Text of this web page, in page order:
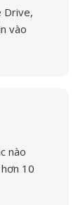
Drive,
vào
nào
10